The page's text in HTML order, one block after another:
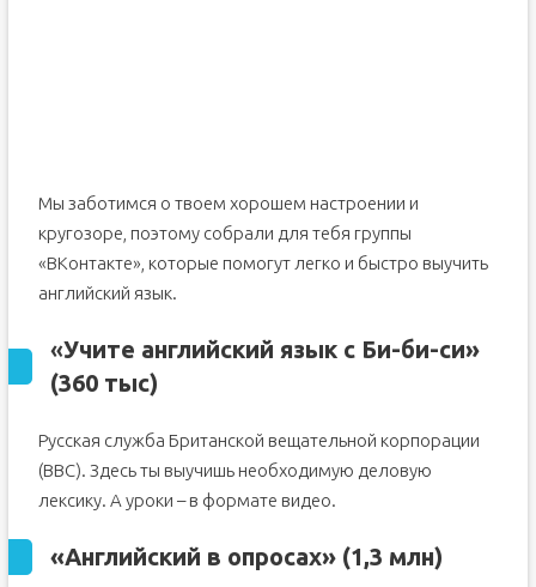
Мы заботимся о твоем хорошем настроении и
кругозоре, поэтому собрали для тебя группы
«ВКонтакте», которые помогут легко и быстро выучить
английский язык.
«Учите английский язык с Би-би-си»
(360 тыс)
Русская служба Британской вещательной корпорации
(BBC). Здесь ты выучишь необходимую деловую
лексику. А уроки – в формате видео.
«Английский в опросах» (1,3 млн)